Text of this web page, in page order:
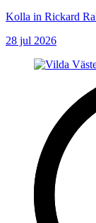
Kolla in Rickard
28 jul 2026